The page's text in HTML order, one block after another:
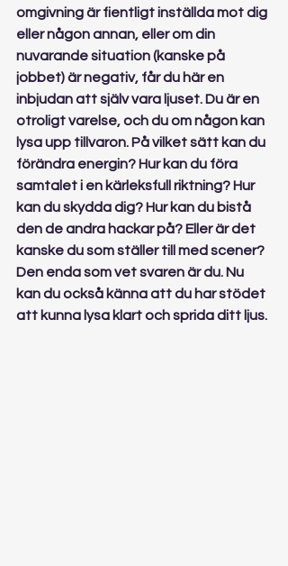
omgivning är fientligt inställda mot dig
eller någon annan, eller om din
nuvarande situation (kanske på
jobbet) är negativ, får du här en
inbjudan att själv vara ljuset. Du är en
otroligt varelse, och du om någon kan
lysa upp tillvaron. På vilket sätt kan du
förändra energin? Hur kan du föra
samtalet i en kärleksfull riktning? Hur
kan du skydda dig? Hur kan du bistå
den de andra hackar på? Eller är det
kanske du som ställer till med scener?
Den enda som vet svaren är du. Nu
kan du också känna att du har stödet
att kunna lysa klart och sprida ditt ljus.